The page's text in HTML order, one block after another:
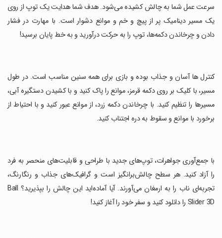
سرعت عمل شما به چالش کشیده می‌شود. هدف شما هدایت یک توپ از روی
یک مسیر دینامیک پر از پیچ و خم و موانع دشوار است. با مهارت در فشار
دادن و چرخاندن دکمه‌ها، توپ را به حرکت درآورید و به خط پایان برسید!
‏کنترل‌ ها آسان و جذاب بوده و بازی برای همه سنین مناسب است. در طول
مسیر، با کلیک بر روی دکمه قرمز، موانع را پاک کنید و با کشیدن دستگیره آبی،
مسیرها را تنظیم کنید. با چرخاندن دکمه زرد، از موانع عبور کنید و با احتیاط از
برخورد با موانع و سقوط به دره اجتناب کنید.
‏با جمع‌آوری جواهرات، توپ‌های جدید با طراحی و قابلیت‌های منحصر به فرد
را آزاد کنید. هر سطح چالش‌برانگیز است و گرافیک‌های جذاب و رنگارنگ،
تجربه‌ای ناب را به ارمغان می‌آورند. آیا آماده‌اید این چالش را بپذیرید؟ Ball
Slider 3D را دانلود کنید و سفر خود را آغاز کنید!